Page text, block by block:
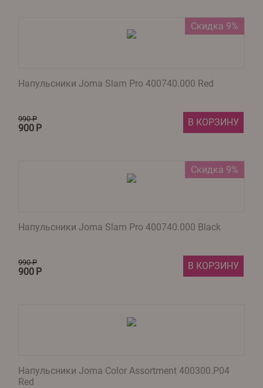
Скидка 9%
Напульсники Joma Slam Pro 400740.000 Red
990 Р
900 Р
В КОРЗИНУ
Скидка 9%
Напульсники Joma Slam Pro 400740.000 Black
990 Р
900 Р
В КОРЗИНУ
Напульсники Joma Color Assortment 400300.P04
Red